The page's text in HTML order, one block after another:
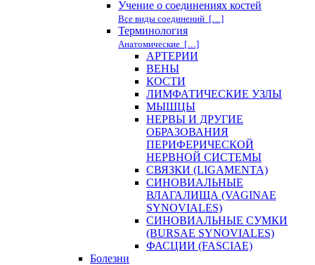
Учение о соединениях костей
Все виды соединений […]
Терминология
Анатомические […]
АРТЕРИИ
ВЕНЫ
КОСТИ
ЛИМФАТИЧЕСКИЕ УЗЛЫ
МЫШЦЫ
НЕРВЫ И ДРУГИЕ
ОБРАЗОВАНИЯ
ПЕРИФЕРИЧЕСКОЙ
НЕРВНОЙ СИСТЕМЫ
СВЯЗКИ (LIGAMENTA)
СИНОВИАЛЬНЫЕ
ВЛАГАЛИЩА (VAGINAE
SYNOVIALES)
СИНОВИАЛЬНЫЕ СУМКИ
(BURSAE SYNOVIALES)
ФАСЦИИ (FASCIAE)
Болезни